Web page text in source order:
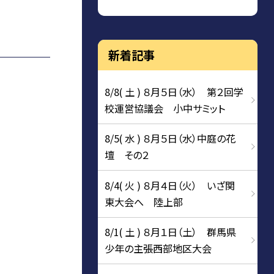
新着記事
8/8( 土 ) ８月５日（水） 第２回学
校運営協議会 小中サミット
8/5( 水 ) ８月５日（水）中庭の花
壇 その２
8/4( 火 ) ８月４日（火） いざ関
東大会へ 陸上部
8/1( 土 ) ８月１日（土） 群馬県
少年の主張西部地区大会